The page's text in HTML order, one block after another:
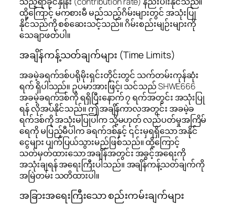
ထို့ကြောင့် မကစားမီ မည်သည့်ဂိမ်းများတွင် အသုံးပြု
နိုင်သည်ကို စစ်ဆေးသင့်သည်။ ဂိမ်းစည်းမျဉ်းများကို
သေချာဖတ်ပါ။
အချိန်ကန့်သတ်ချက်များ (Time Limits)
အခမဲ့ခရက်ဒစ်ပရိုမိုးရှင်းတိုင်းတွင် သက်တမ်းကုန်ဆုံး
ရက် ရှိပါသည်။ ဥပမာအားဖြင့်၊ သင်သည် SHWE666
အခမဲ့ခရက်ဒစ်ကို ရရှိပြီးနောက် ၇ ရက်အတွင်း အသုံးပြု
ရန် လိုအပ်နိုင်သည်။ ဤအချိန်ကာလအတွင်း အခမဲ့ခ
ရက်ဒစ်ကို အသုံးမပြုပါက သို့မဟုတ် လည်ပတ်မှုအကြိမ်
ရေကို မပြည့်မီပါက ခရက်ဒစ်နှင့် ၎င်းမှရရှိသော အနိုင်
ငွေများ ပျက်ပြယ်သွားမည်ဖြစ်သည်။ ထို့ကြောင့်
သတ်မှတ်ထားသော အချိန်အတွင်း အခွင့်အရေးကို
အသုံးချရန် အရေးကြီးပါသည်။ အချိန်ကန့်သတ်ချက်ကို
အမြဲတမ်း သတိထားပါ။
အခြားအရေးကြီးသော စည်းကမ်းချက်များ